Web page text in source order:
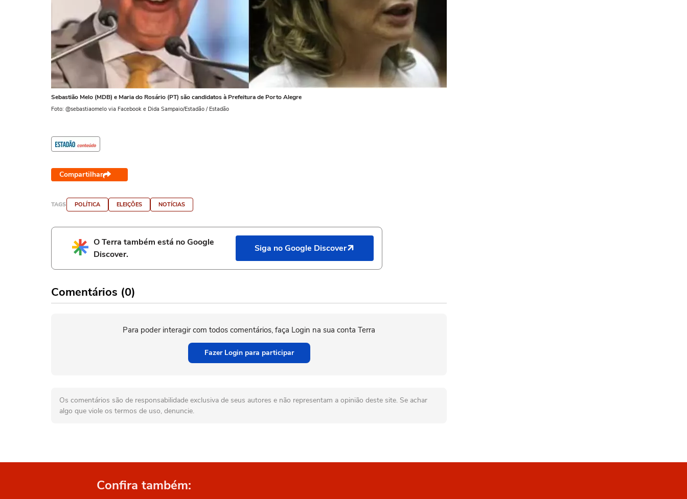
Sebastião Melo (MDB) e Maria do Rosário (PT) são candidatos à Prefeitura de Porto Alegre
Foto: @sebastiaomelo via Facebook e Dida Sampaio/Estadão / Estadão
Compartilhar
TAGS POLÍTICA ELEIÇÕES NOTÍCIAS
O Terra também está no Google
Discover.
Siga no Google Discover
Comentários (0)
Para poder interagir com todos comentários, faça Login na sua conta Terra
Fazer Login para participar
Os comentários são de responsabilidade exclusiva de seus autores e não representam a opinião deste site. Se achar
algo que viole os termos de uso, denuncie.
Confira também: